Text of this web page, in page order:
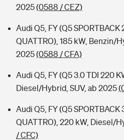
2025(0588 / CEZ)
Audi Q5, FY (Q5 SPORTBACK
QUATTRO), 185 kW, Benzin/
2025(0588 / CFA)
Audi Q5, FY (Q5 3.0 TDI 220
Diesel/Hybrid, SUV, ab 2025
Audi Q5, FY (Q5 SPORTBACK
QUATTRO), 220 kW, Diesel/
/ CFC)